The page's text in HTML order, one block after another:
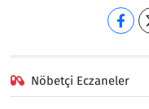
Nöbetçi Eczaneler